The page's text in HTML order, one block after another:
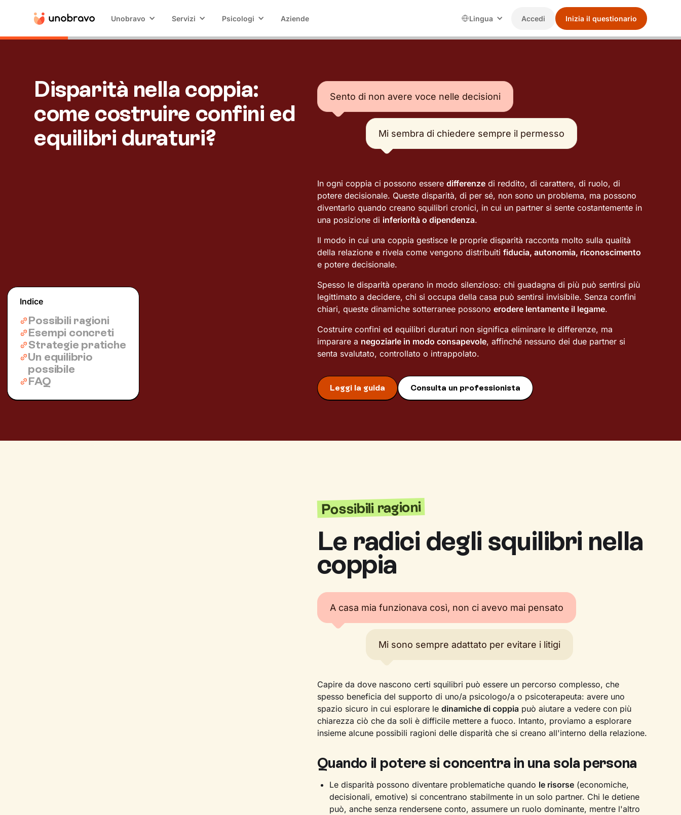
Unobravo Servizi Psicologi Aziende Lingua Accedi Inizia il questionario
Indice
Possibili ragioni
Esempi concreti
Strategie pratiche
Un equilibrio
possibile
FAQ
Disparità nella coppia:
come costruire confini ed
equilibri duraturi?
Sento di non avere voce nelle decisioni
Mi sembra di chiedere sempre il permesso
In ogni coppia ci possono essere differenzedi reddito, di carattere, di ruolo, di
potere decisionale. Queste disparità, di per sé, non sono un problema, ma possono
diventarlo quando creano squilibri cronici, in cui un partner si sente costantemente in
una posizione di inferiorità o dipendenza.
Il modo in cui una coppia gestisce le proprie disparità racconta molto sulla qualità
della relazione e rivela come vengono distribuiti fiducia, autonomia, riconoscimento
e potere decisionale.
Spesso le disparità operano in modo silenzioso: chi guadagna di più può sentirsi più
legittimato a decidere, chi si occupa della casa può sentirsi invisibile. Senza confini
chiari, queste dinamiche sotterranee possono erodere lentamente il legame.
Costruire confini ed equilibri duraturi non significa eliminare le differenze, ma
imparare a negoziarle in modo consapevole, affinché nessuno dei due partner si
senta svalutato, controllato o intrappolato.
Leggi la guida Consulta un professionista
Possibili ragioni
Le radici degli squilibri nella
coppia
A casa mia funzionava così, non ci avevo mai pensato
Mi sono sempre adattato per evitare i litigi
Capire da dove nascono certi squilibri può essere un percorso complesso, che
spesso beneficia del supporto di uno/a psicologo/a o psicoterapeuta: avere uno
spazio sicuro in cui esplorare le dinamiche di coppiapuò aiutare a vedere con più
chiarezza ciò che da soli è difficile mettere a fuoco. Intanto, proviamo a esplorare
insieme alcune possibili ragioni delle disparità che si creano all'interno della relazione.
Quando il potere si concentra in una sola persona
Le disparità possono diventare problematiche quando le risorse(economiche,
decisionali, emotive) si concentrano stabilmente in un solo partner. Chi le detiene
può, anche senza rendersene conto, assumere un ruolo dominante, mentre l'altro